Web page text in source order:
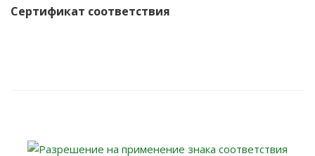
Сертификат соответствия